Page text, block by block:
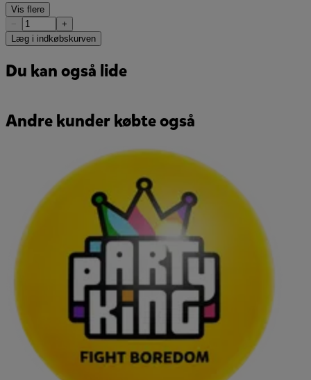
Vis flere
−
+
Læg i indkøbskurven
Du kan også lide
Andre kunder købte også